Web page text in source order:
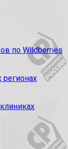
по Wildberries